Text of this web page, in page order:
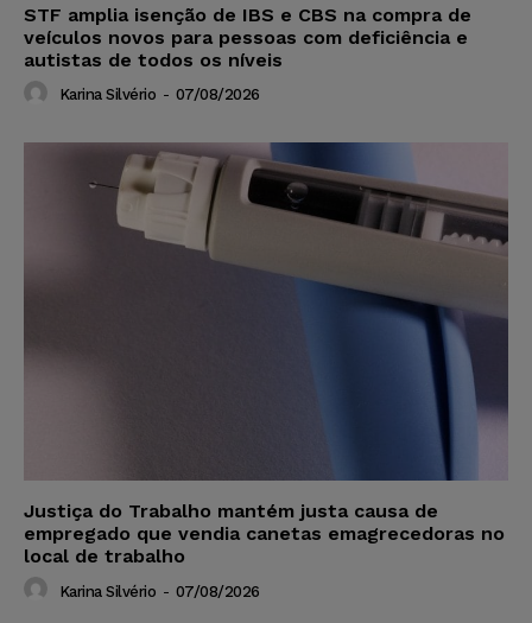
STF amplia isenção de IBS e CBS na compra de
veículos novos para pessoas com deficiência e
autistas de todos os níveis
Karina Silvério - 07/08/2026
Justiça do Trabalho mantém justa causa de
empregado que vendia canetas emagrecedoras no
local de trabalho
Karina Silvério - 07/08/2026